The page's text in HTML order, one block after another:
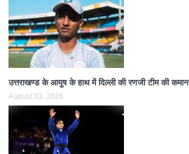
उत्तराखण्ड के आयुष के हाथ में दिल्ली की रणजी टीम की कमान
August 03, 2026